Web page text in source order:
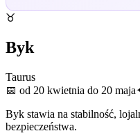
♉
Byk
Taurus
📅 od 20 kwietnia do 20 maja
Byk stawia na stabilność,
bezpieczeństwa.